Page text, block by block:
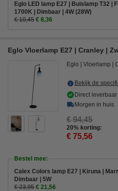
Eglo LED lamp E27 | Buislamp T32 |
1700K | Dimbaar | 4W (28W)
€ 10,45 € 8,36
Eglo Vloerlamp E27 | Cranley |
Eglo Vloerlamp
Bekijk de
Direct leverbaar
Morgen in huis
€ 94,45
20% korting:
€ 75,56
Bestel mee:
Calex Colors lamp E27 | Kiruna |
Dimbaar | 5W
€ 23,95 € 21,56